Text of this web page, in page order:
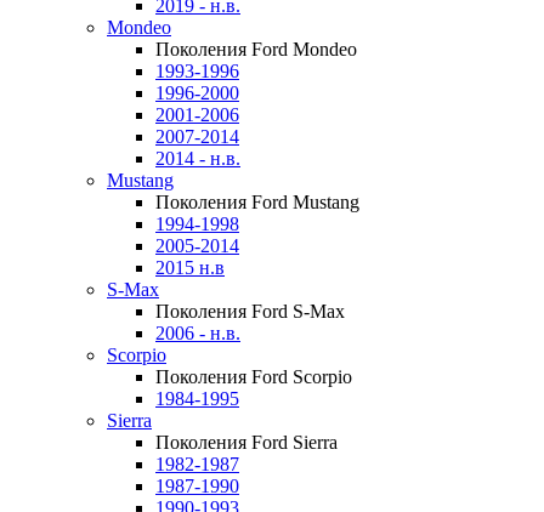
2019 - н.в.
Mondeo
Поколения Ford Mondeo
1993-1996
1996-2000
2001-2006
2007-2014
2014 - н.в.
Mustang
Поколения Ford Mustang
1994-1998
2005-2014
2015 н.в
S-Max
Поколения Ford S-Max
2006 - н.в.
Scorpio
Поколения Ford Scorpio
1984-1995
Sierra
Поколения Ford Sierra
1982-1987
1987-1990
1990-1993